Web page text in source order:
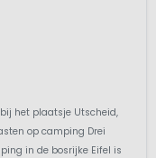
het plaatsje Utscheid,
op camping Drei
in de bosrijke Eifel is